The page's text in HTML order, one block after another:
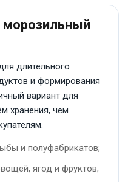
морозильный
длительного
и формирования
вариант для
хранения, чем
и полуфабрикатов;
ягод и фруктов;